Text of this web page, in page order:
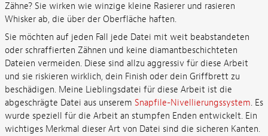
Zähne? Sie wirken wie winzige kleine Rasierer und rasieren
Whisker ab, die über der Oberfläche haften.
Sie möchten auf jeden Fall jede Datei mit weit beabstandeten
oder schraffierten Zähnen und keine diamantbeschichteten
Dateien vermeiden. Diese sind allzu aggressiv für diese Arbeit
und sie riskieren wirklich, dein Finish oder dein Griffbrett zu
beschädigen. Meine Lieblingsdatei für diese Arbeit ist die
abgeschrägte Datei aus unserem Snapfile-Nivellierungssystem. Es
wurde speziell für die Arbeit an stumpfen Enden entwickelt. Ein
wichtiges Merkmal dieser Art von Datei sind die sicheren Kanten.